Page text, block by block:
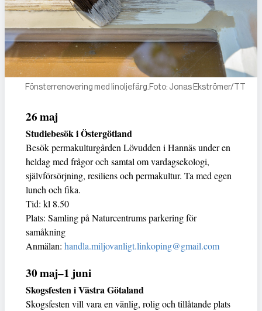
Fönsterrenovering med linoljefärg.Foto: Jonas Ekströmer/TT
26 maj
Studiebesök i Östergötland
Besök permakulturgården Lövudden i Hannäs under en
heldag med frågor och samtal om vardagsekologi,
självförsörjning, resiliens och permakultur. Ta med egen
lunch och fika.
Tid: kl 8.50
Plats: Samling på Naturcentrums parkering för
samåkning
Anmälan: handla.miljovanligt.linkoping@gmail.com
30 maj–1 juni
Skogsfesten i Västra Götaland
Skogsfesten vill vara en vänlig, rolig och tillåtande plats